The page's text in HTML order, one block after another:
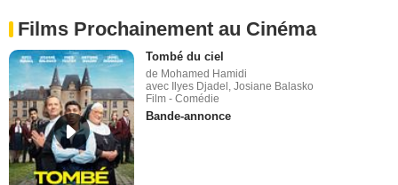
Films Prochainement au Cinéma
Tombé du ciel
de Mohamed Hamidi
avec Ilyes Djadel, Josiane Balasko
Film - Comédie
Bande-annonce